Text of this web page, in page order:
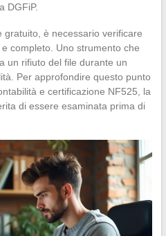
DGFiP.
gratuito, è necessario verificare
completo. Uno strumento che
un rifiuto del file durante un
Per approfondire questo punto
e certificazione NF525, la
di essere esaminata prima di